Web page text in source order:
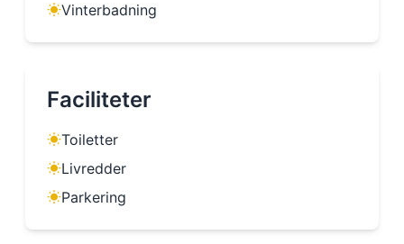
Vinterbadning
Faciliteter
Toiletter
Livredder
Parkering